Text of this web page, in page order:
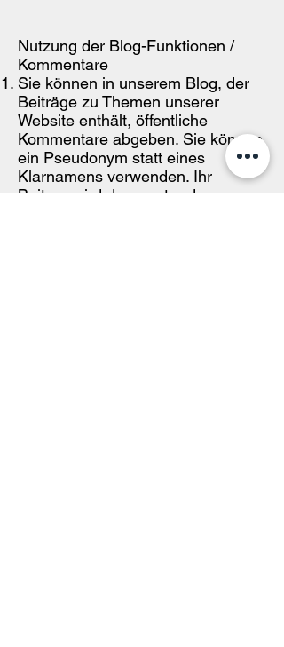
Nutzung der Blog-Funktionen /
Kommentare
Sie können in unserem Blog, der
Beiträge zu Themen unserer
Website enthält, öffentliche
Kommentare abgeben. Sie können
ein Pseudonym statt eines
Klarnamens verwenden. Ihr
Beitrag wird dann unter dem